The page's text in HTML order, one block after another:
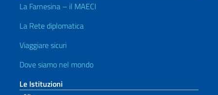
La Farnesina – il MAECI
La Rete diplomatica
Viaggiare sicuri
Dove siamo nel mondo
Le Istituzioni